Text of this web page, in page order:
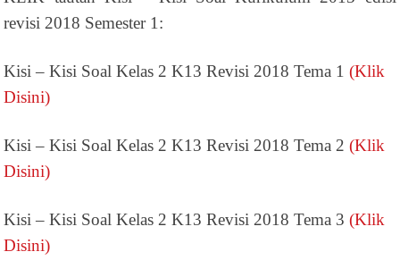
revisi 2018 Semester 1:
Kisi – Kisi Soal Kelas 2 K13 Revisi 2018 Tema 1(Klik
Disini)
Kisi – Kisi Soal Kelas 2 K13 Revisi 2018 Tema 2(Klik
Disini)
Kisi – Kisi Soal Kelas 2 K13 Revisi 2018 Tema 3(Klik
Disini)